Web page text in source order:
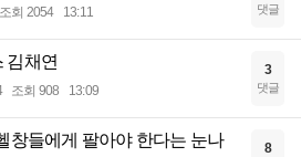
조회 2054 13:11 댓글
김채연
조회 908 13:09
3
댓글
창들에게 팔아야 한다는 눈나 8